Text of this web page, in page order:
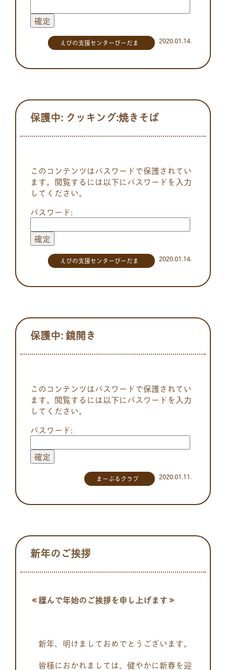
2020.01.14.
えびの支援センターびーだま
保護中: クッキング:焼きそば
このコンテンツはパスワードで保護されてい
ます。閲覧するには以下にパスワードを入力
してください。
パスワード:
2020.01.14.
えびの支援センターびーだま
保護中: 鏡開き
このコンテンツはパスワードで保護されてい
ます。閲覧するには以下にパスワードを入力
してください。
パスワード:
2020.01.11.
まーぶるクラブ
新年のご挨拶
≪謹んで年始のご挨拶を申し上げます≫
新年、明けましておめでとうございます。
皆様におかれましては、健やかに新春を迎